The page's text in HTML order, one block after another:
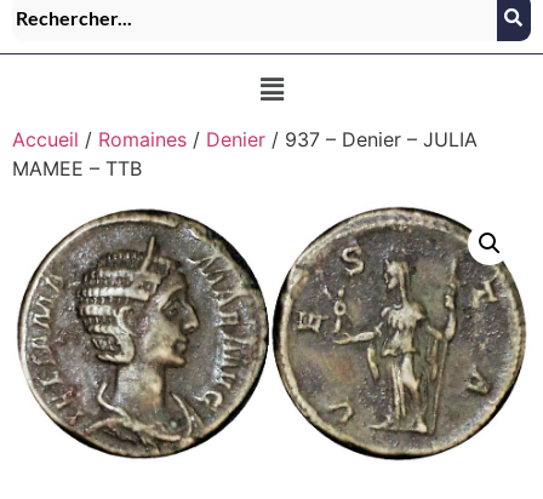
Accueil / Romaines / Denier / 937 – Denier – JULIA
MAMEE – TTB